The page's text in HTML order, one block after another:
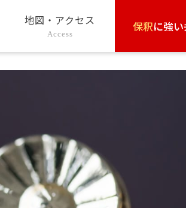
地図・アクセス
Access
保釈に強